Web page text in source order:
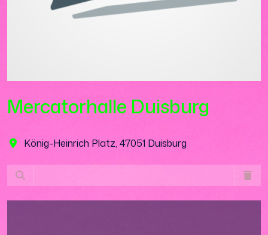
Mercatorhalle Duisburg
König-Heinrich Platz, 47051 Duisburg
Lädt ...